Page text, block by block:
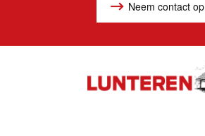
Neem contact op